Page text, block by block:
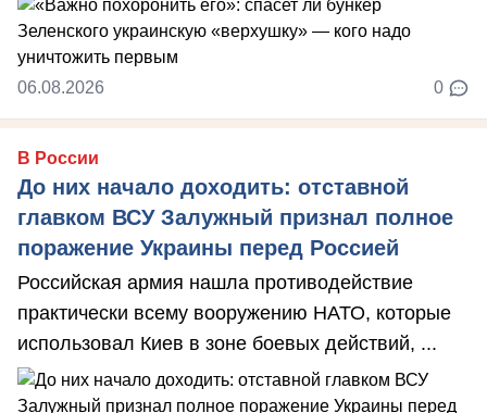
06.08.2026 0
В России
До них начало доходить: отставной
главком ВСУ Залужный признал полное
поражение Украины перед Россией
Российская армия нашла противодействие
практически всему вооружению НАТО, которые
использовал Киев в зоне боевых действий, ...